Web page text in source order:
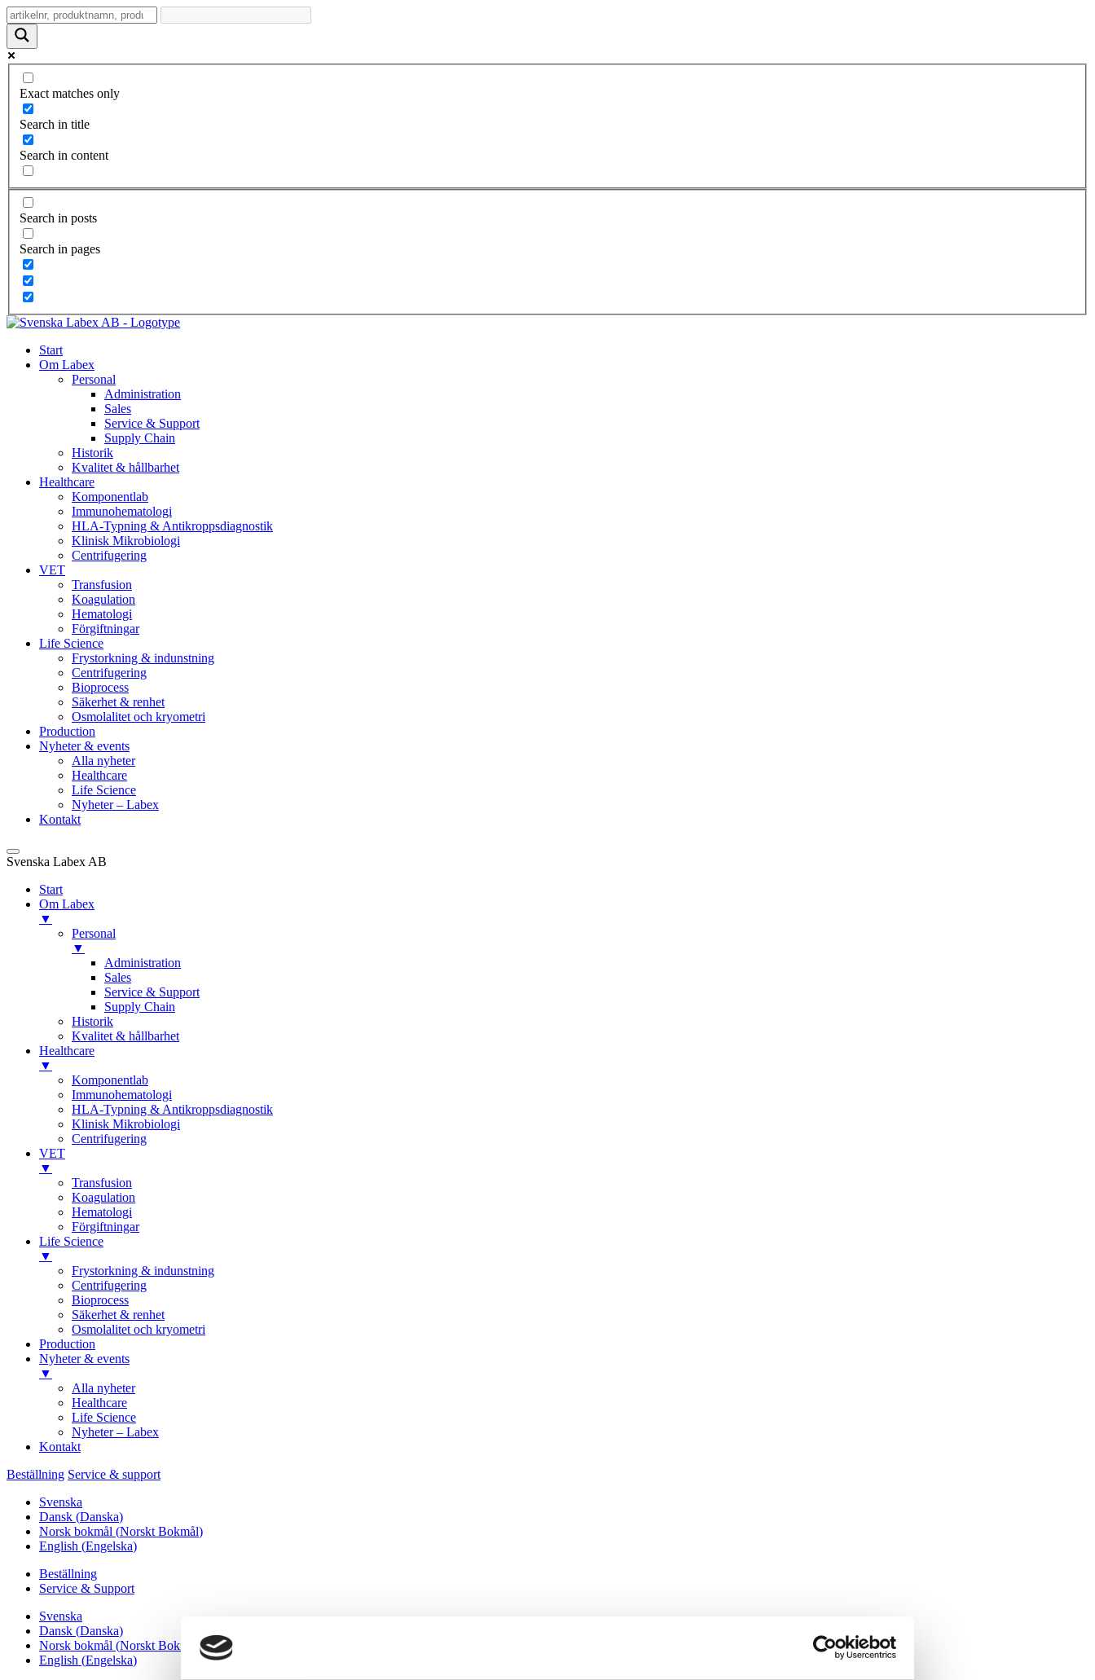
Exact matches only
Search in title
Search in content
Search in posts
Search in pages
Start
Om Labex
Personal
Administration
Sales
Service & Support
Supply Chain
Historik
Kvalitet & hållbarhet
Healthcare
Komponentlab
Immunohematologi
HLA-Typning & Antikroppsdiagnostik
Klinisk Mikrobiologi
Centrifugering
VET
Transfusion
Koagulation
Hematologi
Förgiftningar
Life Science
Frystorkning & indunstning
Centrifugering
Bioprocess
Säkerhet & renhet
Osmolalitet och kryometri
Production
Nyheter & events
Alla nyheter
Healthcare
Life Science
Nyheter – Labex
Kontakt
Svenska Labex AB
Start
Om Labex
▼
Personal
▼
Administration
Sales
Service & Support
Supply Chain
Historik
Kvalitet & hållbarhet
Healthcare
▼
Komponentlab
Immunohematologi
HLA-Typning & Antikroppsdiagnostik
Klinisk Mikrobiologi
Centrifugering
VET
▼
Transfusion
Koagulation
Hematologi
Förgiftningar
Life Science
▼
Frystorkning & indunstning
Centrifugering
Bioprocess
Säkerhet & renhet
Osmolalitet och kryometri
Production
Nyheter & events
▼
Alla nyheter
Healthcare
Life Science
Nyheter – Labex
Kontakt
Beställning Service & support
Svenska
Dansk (Danska)
Norsk bokmål (Norskt Bokmål)
English (Engelska)
Beställning
Service & Support
Svenska
Dansk (Danska)
Norsk bokmål (Norskt Bokmål )
English (Engelska)